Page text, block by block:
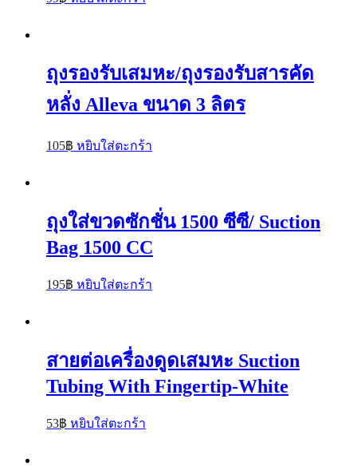
ถุงรองรับเสมหะ/ถุงรองรับสารคัด
หลั่ง Alleva ขนาด 3 ลิตร
105฿ หยิบใส่ตะกร้า
ถุงใส่ขวดซักชั่น 1500 ซีซี/ Suction
Bag 1500 CC
195฿ หยิบใส่ตะกร้า
สายต่อเครื่องดูดเสมหะ Suction
Tubing With Fingertip-White
53฿ หยิบใส่ตะกร้า